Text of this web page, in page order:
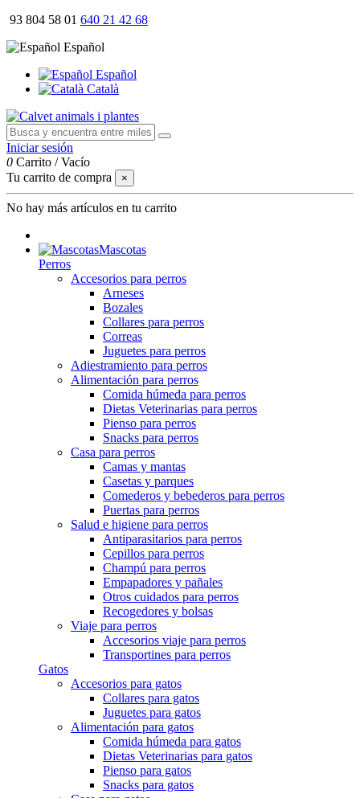
93 804 58 01 640 21 42 68
Español
Español
Català
Iniciar sesión
0 Carrito /Vacío
Tu carrito de compra
×
No hay más artículos en tu carrito
Mascotas
Perros
Accesorios para perros
Arneses
Bozales
Collares para perros
Correas
Juguetes para perros
Adiestramiento para perros
Alimentación para perros
Comida húmeda para perros
Dietas Veterinarias para perros
Pienso para perros
Snacks para perros
Casa para perros
Camas y mantas
Casetas y parques
Comederos y bebederos para perros
Puertas para perros
Salud e higiene para perros
Antiparasitarios para perros
Cepillos para perros
Champú para perros
Empapadores y pañales
Otros cuidados para perros
Recogedores y bolsas
Viaje para perros
Accesorios viaje para perros
Transportines para perros
Gatos
Accesorios para gatos
Collares para gatos
Juguetes para gatos
Alimentación para gatos
Comida húmeda para gatos
Dietas Veterinarias para gatos
Pienso para gatos
Snacks para gatos